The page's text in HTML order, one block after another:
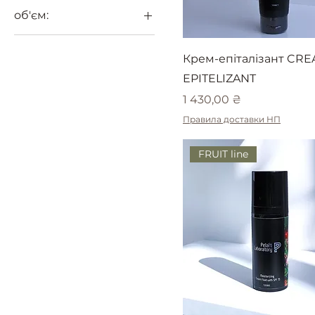
об'єм:
100 мл
Крем-епіталізант
EPITELIZANT
Ціна
1 430,00 ₴
Правила доставки НП
FRUIT line